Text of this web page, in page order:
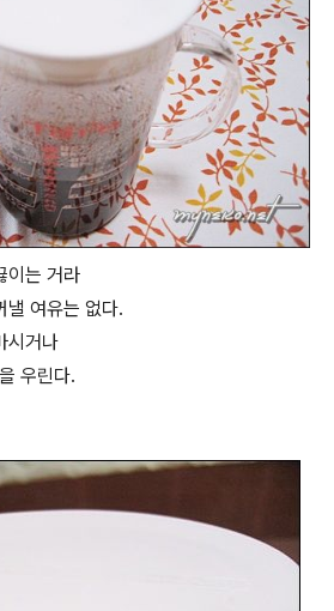
이는 거라
낼 여유는 없다.
시거나
우린다.